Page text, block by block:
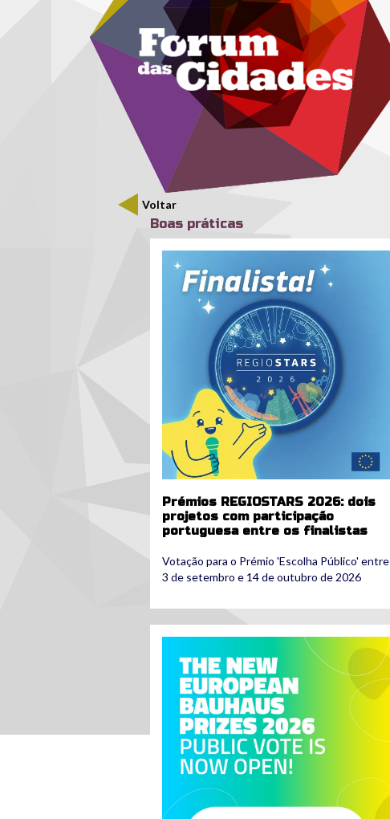
Passar para o conteúdo principalMenu secundário
Voltar
Boas práticas
Prémios REGIOSTARS 2026: dois
projetos com participação
portuguesa entre os finalistas
Votação para o Prémio 'Escolha Público' entre
3 de setembro e 14 de outubro de 2026